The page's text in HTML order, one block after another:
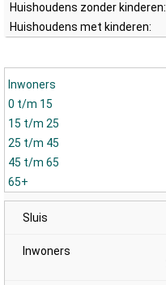
Huishoudens zonder kinderen:
Huishoudens met kinderen:
Inwoners
0 t/m 15
15 t/m 25
25 t/m 45
45 t/m 65
65+
Sluis